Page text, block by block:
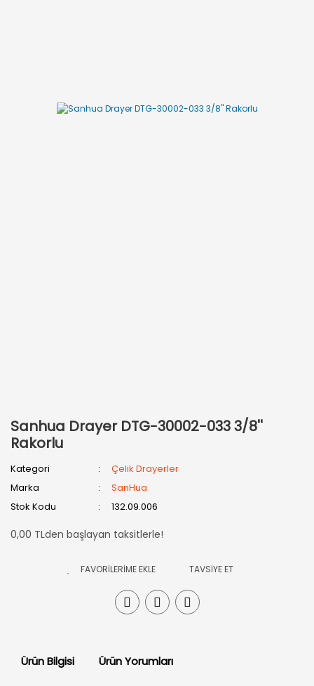
Sanhua Drayer DTG-30002-033 3/8''
Rakorlu
Kategori
Çelik Drayerler
Marka
SanHua
Stok Kodu
132.09.006
0,00 TLden başlayan taksitlerle!
TAVSİYE ET
Ürün Bilgisi Ürün Yorumları